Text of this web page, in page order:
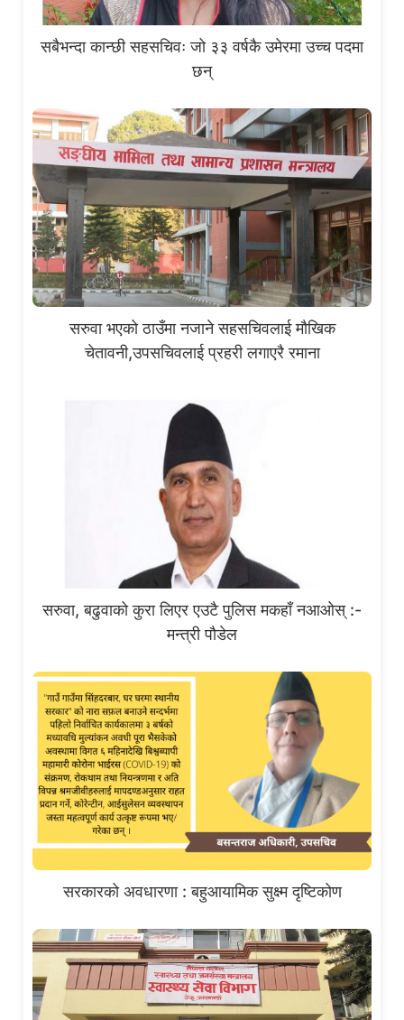
सबैभन्दा कान्छी सहसचिवः जो ३३ वर्षकै उमेरमा उच्च पदमा
छन्
सरुवा भएको ठाउँमा नजाने सहसचिवलाई मौखिक
चेतावनी,उपसचिवलाई प्रहरी लगाएरै रमाना
सरुवा, बढुवाको कुरा लिएर एउटै पुलिस मकहाँ नआओस् :-
मन्त्री पौडेल
सरकारको अवधारणा : बहुआयामिक सुक्ष्म दृष्टिकोण